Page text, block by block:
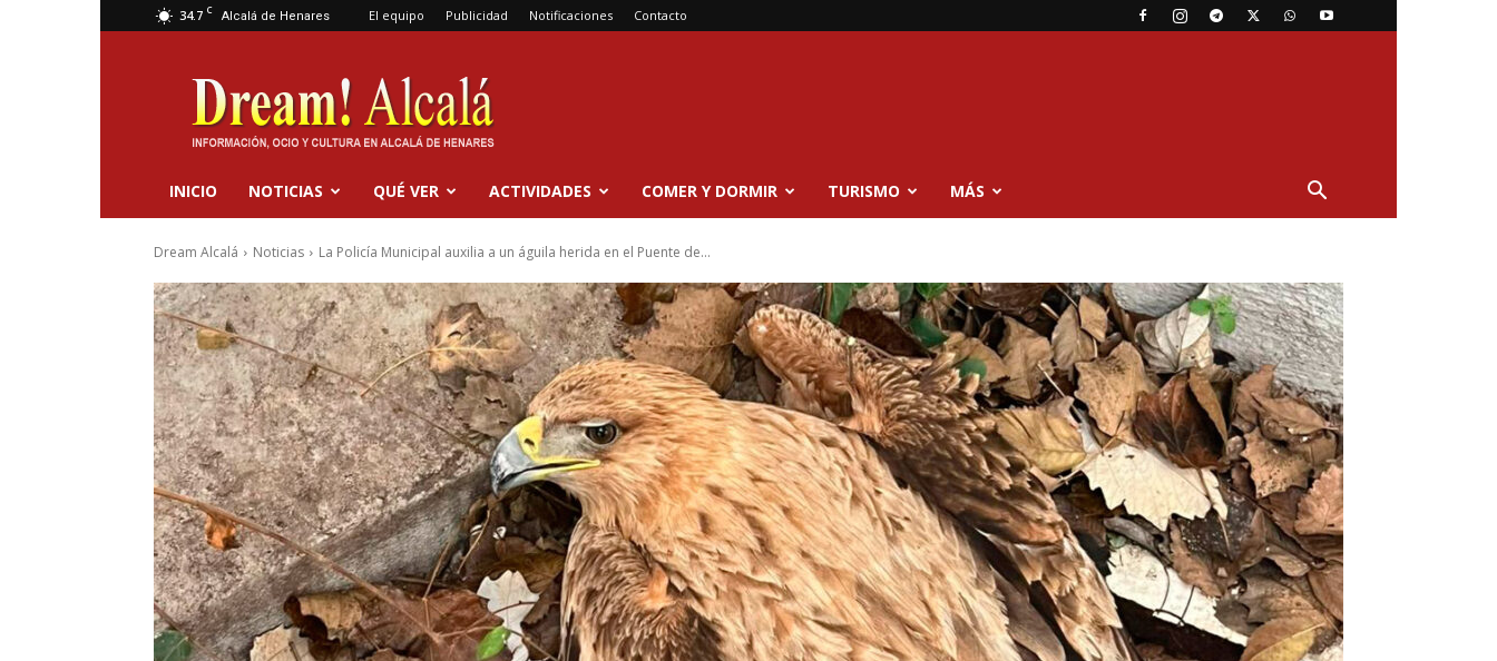
34.7 C Alcalá de Henares El equipo Publicidad Notificaciones Contacto
Dream
Alcalá
INICIO NOTICIAS QUÉ VER ACTIVIDADES COMER Y DORMIR TURISMO MÁS
Dream Alcalá Noticias La Policía Municipal auxilia a un águila herida en el Puente de...